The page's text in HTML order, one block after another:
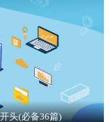
头(必备36篇)